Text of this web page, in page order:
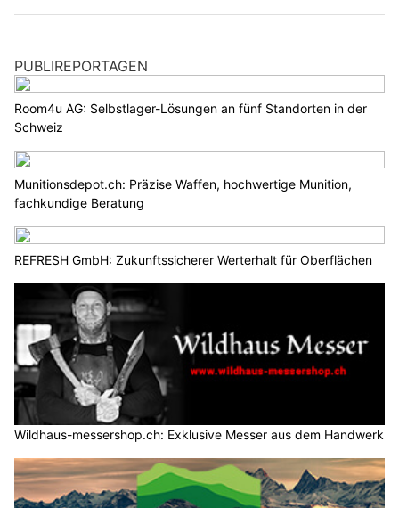
PUBLIREPORTAGEN
Room4u AG: Selbstlager-Lösungen an fünf Standorten in der
Schweiz
Munitionsdepot.ch: Präzise Waffen, hochwertige Munition,
fachkundige Beratung
REFRESH GmbH: Zukunftssicherer Werterhalt für Oberflächen
Wildhaus-messershop.ch: Exklusive Messer aus dem Handwerk